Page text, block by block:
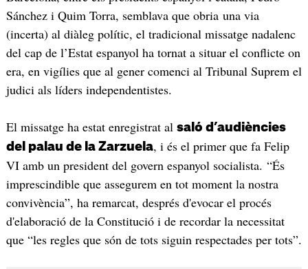
Sánchez i Quim Torra, semblava que obria una via
(incerta) al diàleg polític, el tradicional missatge nadalenc
del cap de l’Estat espanyol ha tornat a situar el conflicte on
era, en vigílies que al gener comenci al Tribunal Suprem el
judici als líders independentistes.
El missatge ha estat enregistrat al saló d’audiències
del palau de la Zarzuela, i és el primer que fa Felip
VI amb un president del govern espanyol socialista. “És
imprescindible que assegurem en tot moment la nostra
convivència”, ha remarcat, després d'evocar el procés
d'elaboració de la Constitució i de recordar la necessitat
que “les regles que són de tots siguin respectades per tots”.